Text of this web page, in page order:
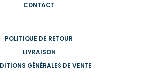
CONTACT
POLITIQUE DE RETOUR
LIVRAISON
GÉNÉRALES DE VENTE